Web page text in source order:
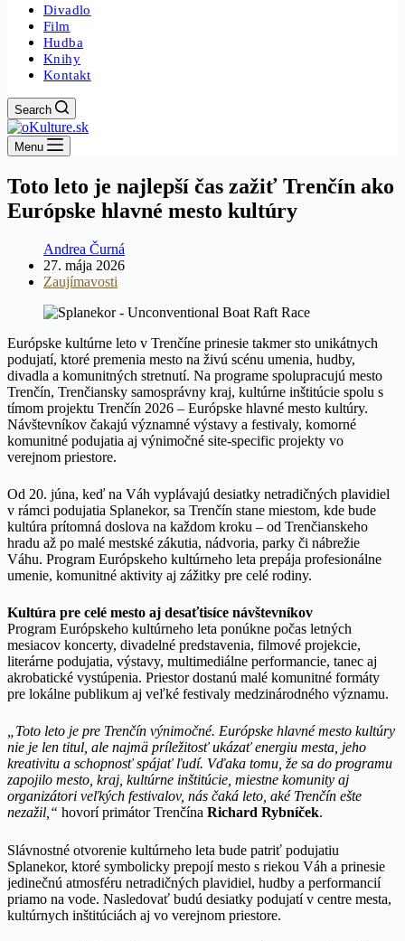
Divadlo
Film
Hudba
Knihy
Kontakt
Search
Menu
Toto leto je najlepší čas zažiť Trenčín ako
Európske hlavné mesto kultúry
Andrea Čurná
27. mája 2026
Zaujímavosti
Európske kultúrne leto v Trenčíne prinesie takmer sto unikátnych
podujatí, ktoré premenia mesto na živú scénu umenia, hudby,
divadla a komunitných stretnutí. Na programe spolupracujú mesto
Trenčín, Trenčiansky samosprávny kraj, kultúrne inštitúcie spolu s
tímom projektu Trenčín 2026 – Európske hlavné mesto kultúry.
Návštevníkov čakajú významné výstavy a festivaly, komorné
komunitné podujatia aj výnimočné site-specific projekty vo
verejnom priestore.
Od 20. júna, keď na Váh vyplávajú desiatky netradičných plavidiel
v rámci podujatia Splanekor, sa Trenčín stane miestom, kde bude
kultúra prítomná doslova na každom kroku – od Trenčianskeho
hradu až po malé mestské zákutia, nádvoria, parky či nábrežie
Váhu. Program Európskeho kultúrneho leta prepája profesionálne
umenie, komunitné aktivity aj zážitky pre celé rodiny.
Kultúra pre celé mesto aj desaťtisíce návštevníkov
Program Európskeho kultúrneho leta ponúkne počas letných
mesiacov koncerty, divadelné predstavenia, filmové projekcie,
literárne podujatia, výstavy, multimediálne performancie, tanec aj
akrobatické vystúpenia. Priestor dostanú malé komunitné formáty
pre lokálne publikum aj veľké festivaly medzinárodného významu.
„Toto leto je pre Trenčín výnimočné. Európske hlavné mesto kultúry
nie je len titul, ale najmä príležitosť ukázať energiu mesta, jeho
kreativitu a schopnosť spájať ľudí. Vďaka tomu, že sa do programu
zapojilo mesto, kraj, kultúrne inštitúcie, miestne komunity aj
organizátori veľkých festivalov, nás čaká leto, aké Trenčín ešte
nezažil,“ hovorí primátor Trenčína Richard Rybníček.
Slávnostné otvorenie kultúrneho leta bude patriť podujatiu
Splanekor, ktoré symbolicky prepojí mesto s riekou Váh a prinesie
jedinečnú atmosféru netradičných plavidiel, hudby a performancií
priamo na vode. Nasledovať budú desiatky podujatí v centre mesta,
kultúrnych inštitúciách aj vo verejnom priestore.